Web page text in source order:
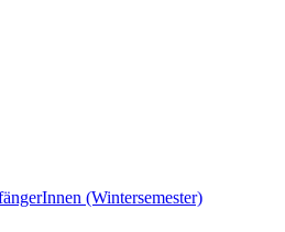
(Wintersemester)